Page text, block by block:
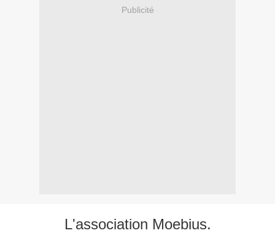
Publicité
L'association Moebius.